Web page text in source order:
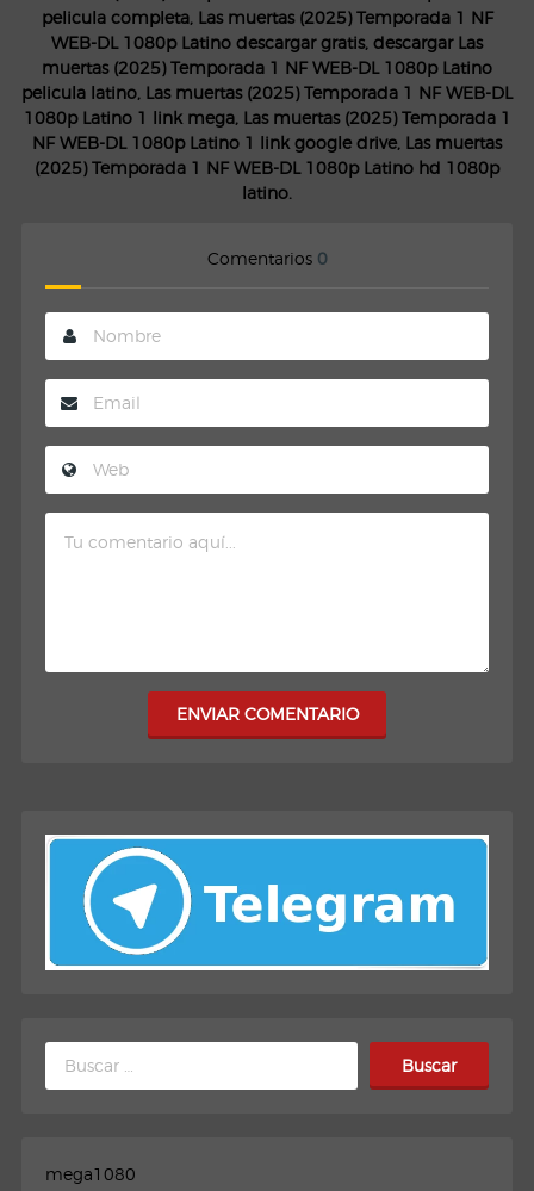
pelicula completa, Las muertas (2025) Temporada 1 NF
WEB-DL 1080p Latino descargar gratis, descargar Las
muertas (2025) Temporada 1 NF WEB-DL 1080p Latino
pelicula latino, Las muertas (2025) Temporada 1 NF WEB-DL
1080p Latino 1 link mega, Las muertas (2025) Temporada 1
NF WEB-DL 1080p Latino 1 link google drive, Las muertas
(2025) Temporada 1 NF WEB-DL 1080p Latino hd 1080p
latino.
Comentarios 0
ENVIAR COMENTARIO
Buscar:
mega1080